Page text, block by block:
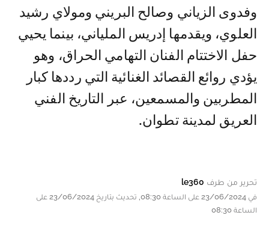
وفدوى الزياني وصالح البريني ومولاي رشيد
العلوي، ويقدمها إدريس الملياني، بينما يحيي
حفل الاختتام الفنان التهامي الحراق، وهو
يؤدي روائع القصائد الغنائية التي رددها كبار
المطربين والمسمعين، عبر التاريخ الفني
العريق لمدينة تطوان.
تحرير من طرف le360
في 23/06/2024 على الساعة 08:30, تحديث بتاريخ 23/06/2024 على
الساعة 08:30